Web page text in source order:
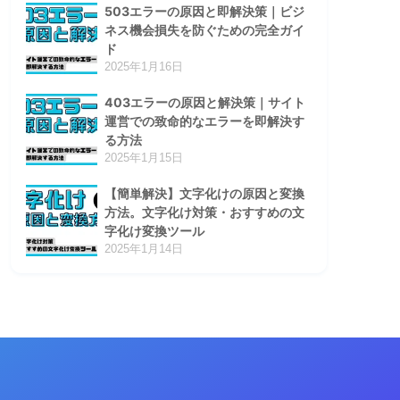
503エラーの原因と即解決策｜ビジ
ネス機会損失を防ぐための完全ガイ
ド
2025年1月16日
403エラーの原因と解決策｜サイト
運営での致命的なエラーを即解決す
る方法
2025年1月15日
【簡単解決】文字化けの原因と変換
方法。文字化け対策・おすすめの文
字化け変換ツール
2025年1月14日